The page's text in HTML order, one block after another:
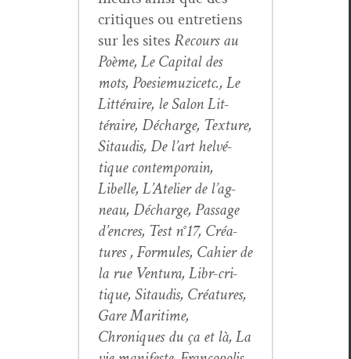
cri­tiques ou entre­tiens
sur les sitesRecours au
Poème, Le Cap­i­tal des
mots, Poe­siemuz­icetc., Le
Lit­téraire, le Salon Lit­
téraire, Décharge, Tex­ture,
Sitaud­is, De l’art helvé­
tique con­tem­po­rain,
Libelle, L’Atelier de l’ag­
neau, Décharge, Pas­sage
d’en­cres, Test n°17, Créa­
tures , For­mules, Cahi­er de
la rue Ven­tu­ra, Libr-cri­
tique, Sitaud­is, Créa­tures,
Gare Mar­itime,
Chroniques du ça et là, La